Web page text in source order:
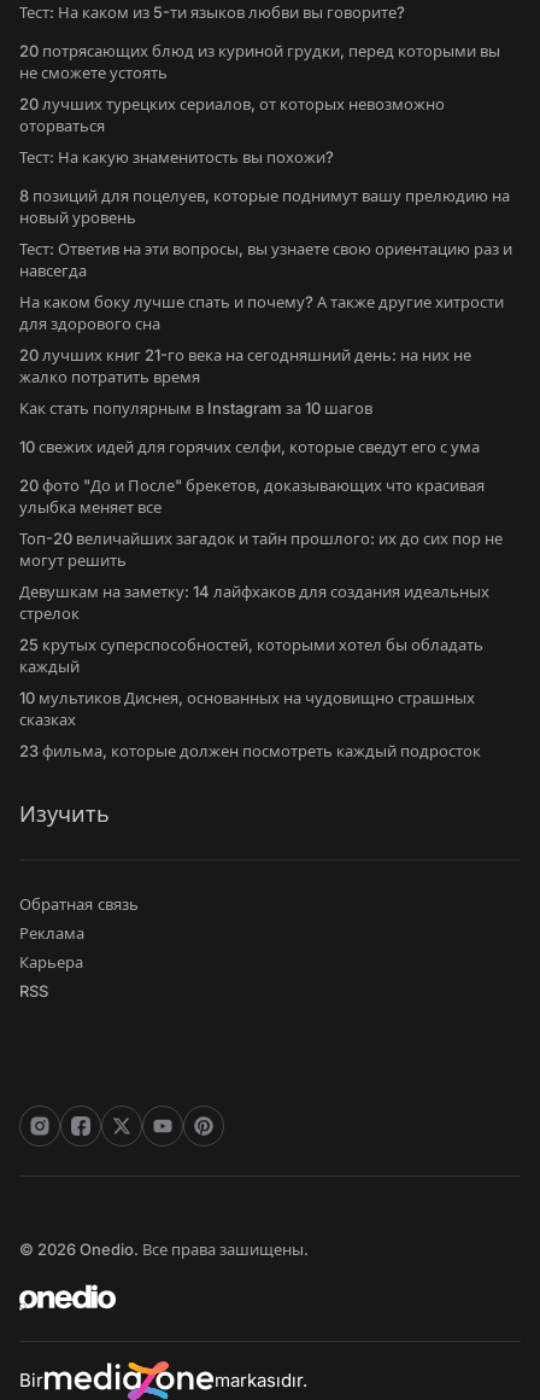
Тест: На каком из 5-ти языков любви вы говорите?
20 потрясающих блюд из куриной грудки, перед которыми вы
не сможете устоять
20 лучших турецких сериалов, от которых невозможно
оторваться
Тест: На какую знаменитость вы похожи?
8 позиций для поцелуев, которые поднимут вашу прелюдию на
новый уровень
Тест: Ответив на эти вопросы, вы узнаете свою ориентацию раз и
навсегда
На каком боку лучше спать и почему? А также другие хитрости
для здорового сна
20 лучших книг 21-го века на сегодняшний день: на них не
жалко потратить время
Как стать популярным в Instagram за 10 шагов
10 свежих идей для горячих селфи, которые сведут его с ума
20 фото "До и После" брекетов, доказывающих что красивая
улыбка меняет все
Топ-20 величайших загадок и тайн прошлого: их до сих пор не
могут решить
Девушкам на заметку: 14 лайфхаков для создания идеальных
стрелок
25 крутых суперспособностей, которыми хотел бы обладать
каждый
10 мультиков Диснея, основанных на чудовищно страшных
сказках
23 фильма, которые должен посмотреть каждый подросток
Изучить
Обратная связь
Реклама
Карьера
RSS
© 2026 Onedio. Все права зашищены.
Bir markasıdır.